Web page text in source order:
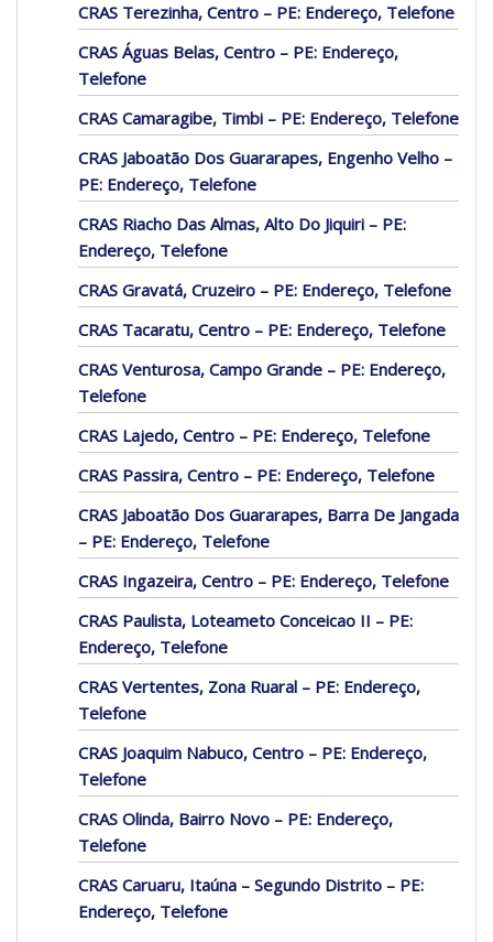
CRAS Terezinha, Centro – PE: Endereço, Telefone
CRAS Águas Belas, Centro – PE: Endereço,
Telefone
CRAS Camaragibe, Timbi – PE: Endereço, Telefone
CRAS Jaboatão Dos Guararapes, Engenho Velho –
PE: Endereço, Telefone
CRAS Riacho Das Almas, Alto Do Jiquiri – PE:
Endereço, Telefone
CRAS Gravatá, Cruzeiro – PE: Endereço, Telefone
CRAS Tacaratu, Centro – PE: Endereço, Telefone
CRAS Venturosa, Campo Grande – PE: Endereço,
Telefone
CRAS Lajedo, Centro – PE: Endereço, Telefone
CRAS Passira, Centro – PE: Endereço, Telefone
CRAS Jaboatão Dos Guararapes, Barra De Jangada
– PE: Endereço, Telefone
CRAS Ingazeira, Centro – PE: Endereço, Telefone
CRAS Paulista, Loteameto Conceicao II – PE:
Endereço, Telefone
CRAS Vertentes, Zona Ruaral – PE: Endereço,
Telefone
CRAS Joaquim Nabuco, Centro – PE: Endereço,
Telefone
CRAS Olinda, Bairro Novo – PE: Endereço,
Telefone
CRAS Caruaru, Itaúna – Segundo Distrito – PE:
Endereço, Telefone